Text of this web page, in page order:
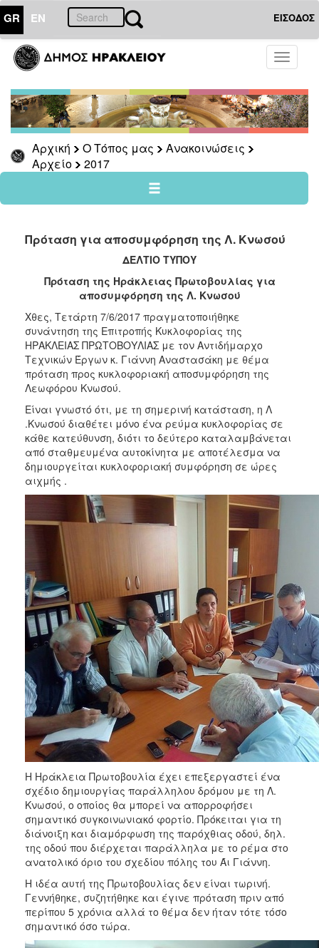
GR EN ΕΙΣΟΔΟΣ
Toggle
Αρχική Ο Τόπος μας
Ανακοινώσεις
Αρχείο
2017
ΤΟΠΟΣ
ΜΑΣ
Ανακοινώσεις
Αρχείο
2026
2025
2020
2019
2018
2017
2016
2015
2011
ΠΟΛΙΤΙΣΜΟΣ
ΑΝΘΕΚΤΙΚΗ
ΠΟΛΗ
Πρόταση για αποσυμφόρηση της Λ. Κνωσού
ΔΕΛΤΙΟ ΤΥΠΟΥ
Πρόταση της Ηράκλειας Πρωτοβουλίας για
αποσυμφόρηση της Λ. Κνωσού
Χθες, Τετάρτη 7/6/2017 πραγματοποιήθηκε
συνάντηση της Επιτροπής Κυκλοφορίας της
ΗΡΑΚΛΕΙΑΣ ΠΡΩΤΟΒΟΥΛΙΑΣ με τον Αντιδήμαρχο
Τεχνικών Έργων κ. Γιάννη Αναστασάκη με θέμα
πρόταση προς κυκλοφοριακή αποσυμφόρηση της
Λεωφόρου Κνωσού.
Είναι γνωστό ότι, με τη σημερινή κατάσταση, η Λ
.Κνωσού διαθέτει μόνο ένα ρεύμα κυκλοφορίας σε
κάθε κατεύθυνση, διότι το δεύτερο καταλαμβάνεται
από σταθμευμένα αυτοκίνητα με αποτέλεσμα να
δημιουργείται κυκλοφοριακή συμφόρηση σε ώρες
αιχμής .
Η Ηράκλεια Πρωτοβουλία έχει επεξεργαστεί ένα
σχέδιο δημιουργίας παράλληλου δρόμου με τη Λ.
Κνωσού, ο οποίος θα μπορεί να απορροφήσει
σημαντικό συγκοινωνιακό φορτίο. Πρόκειται για τη
διάνοιξη και διαμόρφωση της παρόχθιας οδού, δηλ.
της οδού που διέρχεται παράλληλα με το ρέμα στο
ανατολικό όριο του σχεδίου πόλης του Άι Γιάννη.
Η ιδέα αυτή της Πρωτοβουλίας δεν είναι τωρινή.
Γεννήθηκε, συζητήθηκε και έγινε πρόταση πριν από
περίπου 5 χρόνια αλλά το θέμα δεν ήταν τότε τόσο
σημαντικό όσο τώρα.